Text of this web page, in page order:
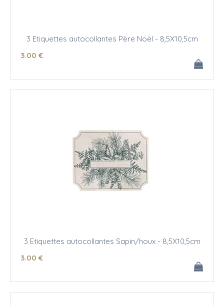
3 Etiquettes autocollantes Père Noël - 8,5X10,5cm
3.00 €
3 Etiquettes autocollantes Sapin/houx - 8,5X10,5cm
3.00 €